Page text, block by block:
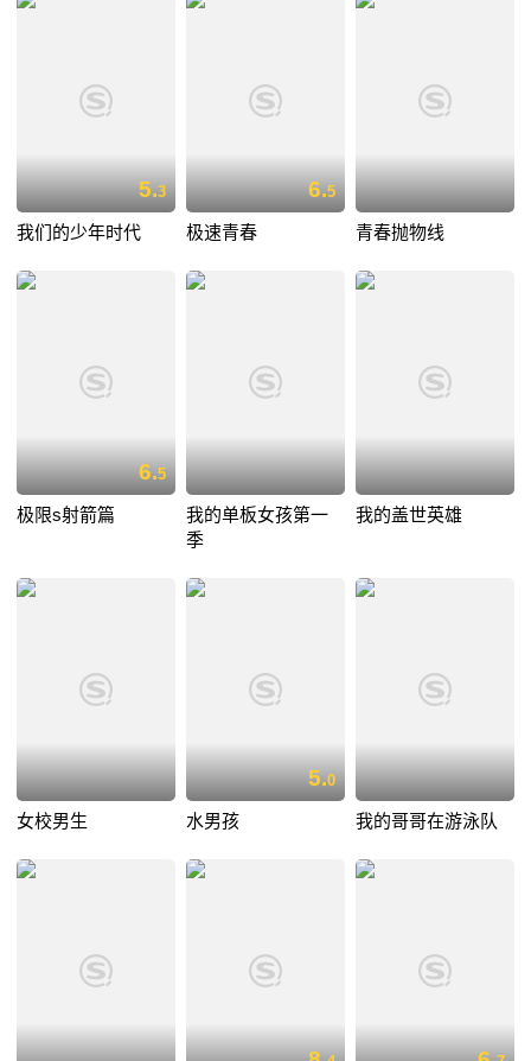
5.3
我们的少年时代
6.5
极速青春 青春抛物线
6.5
极限s射箭篇
我的单板女孩第一
季
我的盖世英雄
女校男生
5.0
水男孩 我的哥哥在游泳队